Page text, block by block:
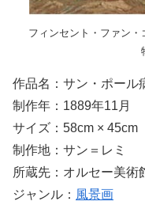
フィンセント・ファン
作品名：サン・ポール
制作年：1889年11月
サイズ：58cm × 45cm
制作地：サン＝レミ
所蔵先：オルセー美術
ジャンル： 風景画